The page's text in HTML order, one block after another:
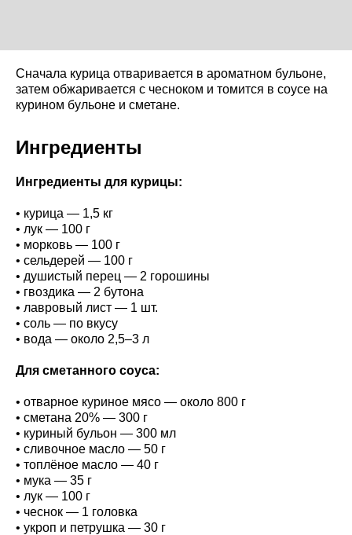
Сначала курица отваривается в ароматном бульоне,
затем обжаривается с чесноком и томится в соусе на
курином бульоне и сметане.
Ингредиенты
Ингредиенты для курицы:
• курица — 1,5 кг
• лук — 100 г
• морковь — 100 г
• сельдерей — 100 г
• душистый перец — 2 горошины
• гвоздика — 2 бутона
• лавровый лист — 1 шт.
• соль — по вкусу
• вода — около 2,5–3 л
Для сметанного соуса:
• отварное куриное мясо — около 800 г
• сметана 20% — 300 г
• куриный бульон — 300 мл
• сливочное масло — 50 г
• топлёное масло — 40 г
• мука — 35 г
• лук — 100 г
• чеснок — 1 головка
• укроп и петрушка — 30 г